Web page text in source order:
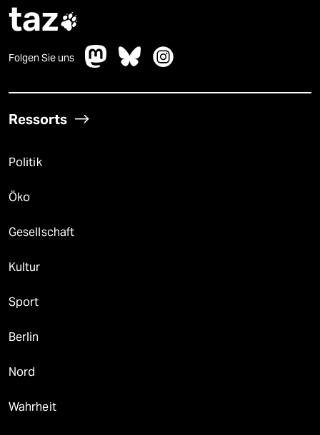
taz
Folgen Sie uns
Ressorts
Politik
Öko
Gesellschaft
Kultur
Sport
Berlin
Nord
Wahrheit